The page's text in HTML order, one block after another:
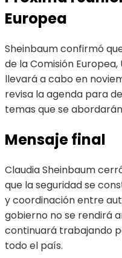
Europea
Sheinbaum confirmó
de la Comisión Europea,
llevará a cabo en
revisa la agenda para
temas que se
Mensaje final
Claudia Sheinbaum
que la seguridad se
y coordinación entre
gobierno no se rendirá
continuará trabajando
todo el país.